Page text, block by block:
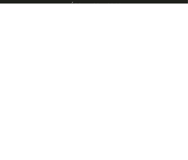
RÉGON: 520110944